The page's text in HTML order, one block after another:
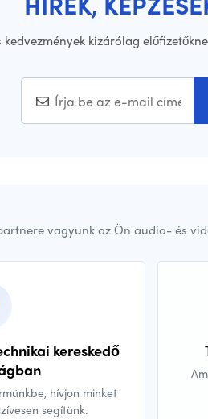
kedvezmények kizárólag
vagyunk az Ön audio- és
kereskedő
hívjon minket
segítünk.